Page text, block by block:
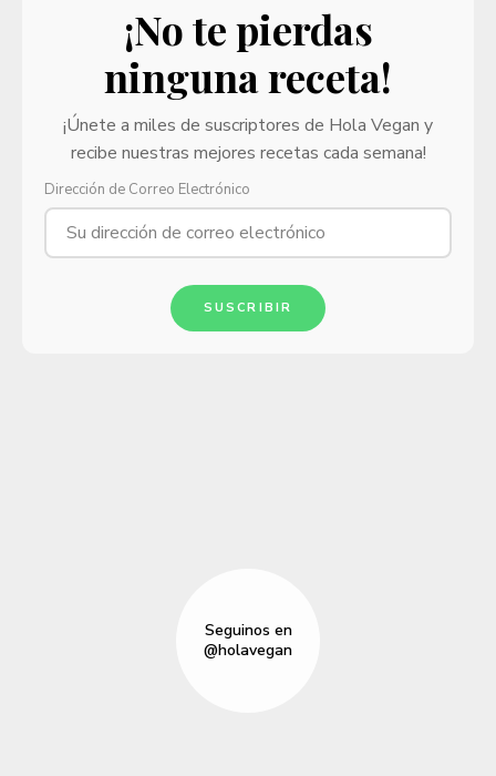
¡No te pierdas
ninguna receta!
¡Únete a miles de suscriptores de Hola Vegan y
recibe nuestras mejores recetas cada semana!
Dirección de Correo Electrónico
SUSCRIBIR
Seguinos en
@holavegan